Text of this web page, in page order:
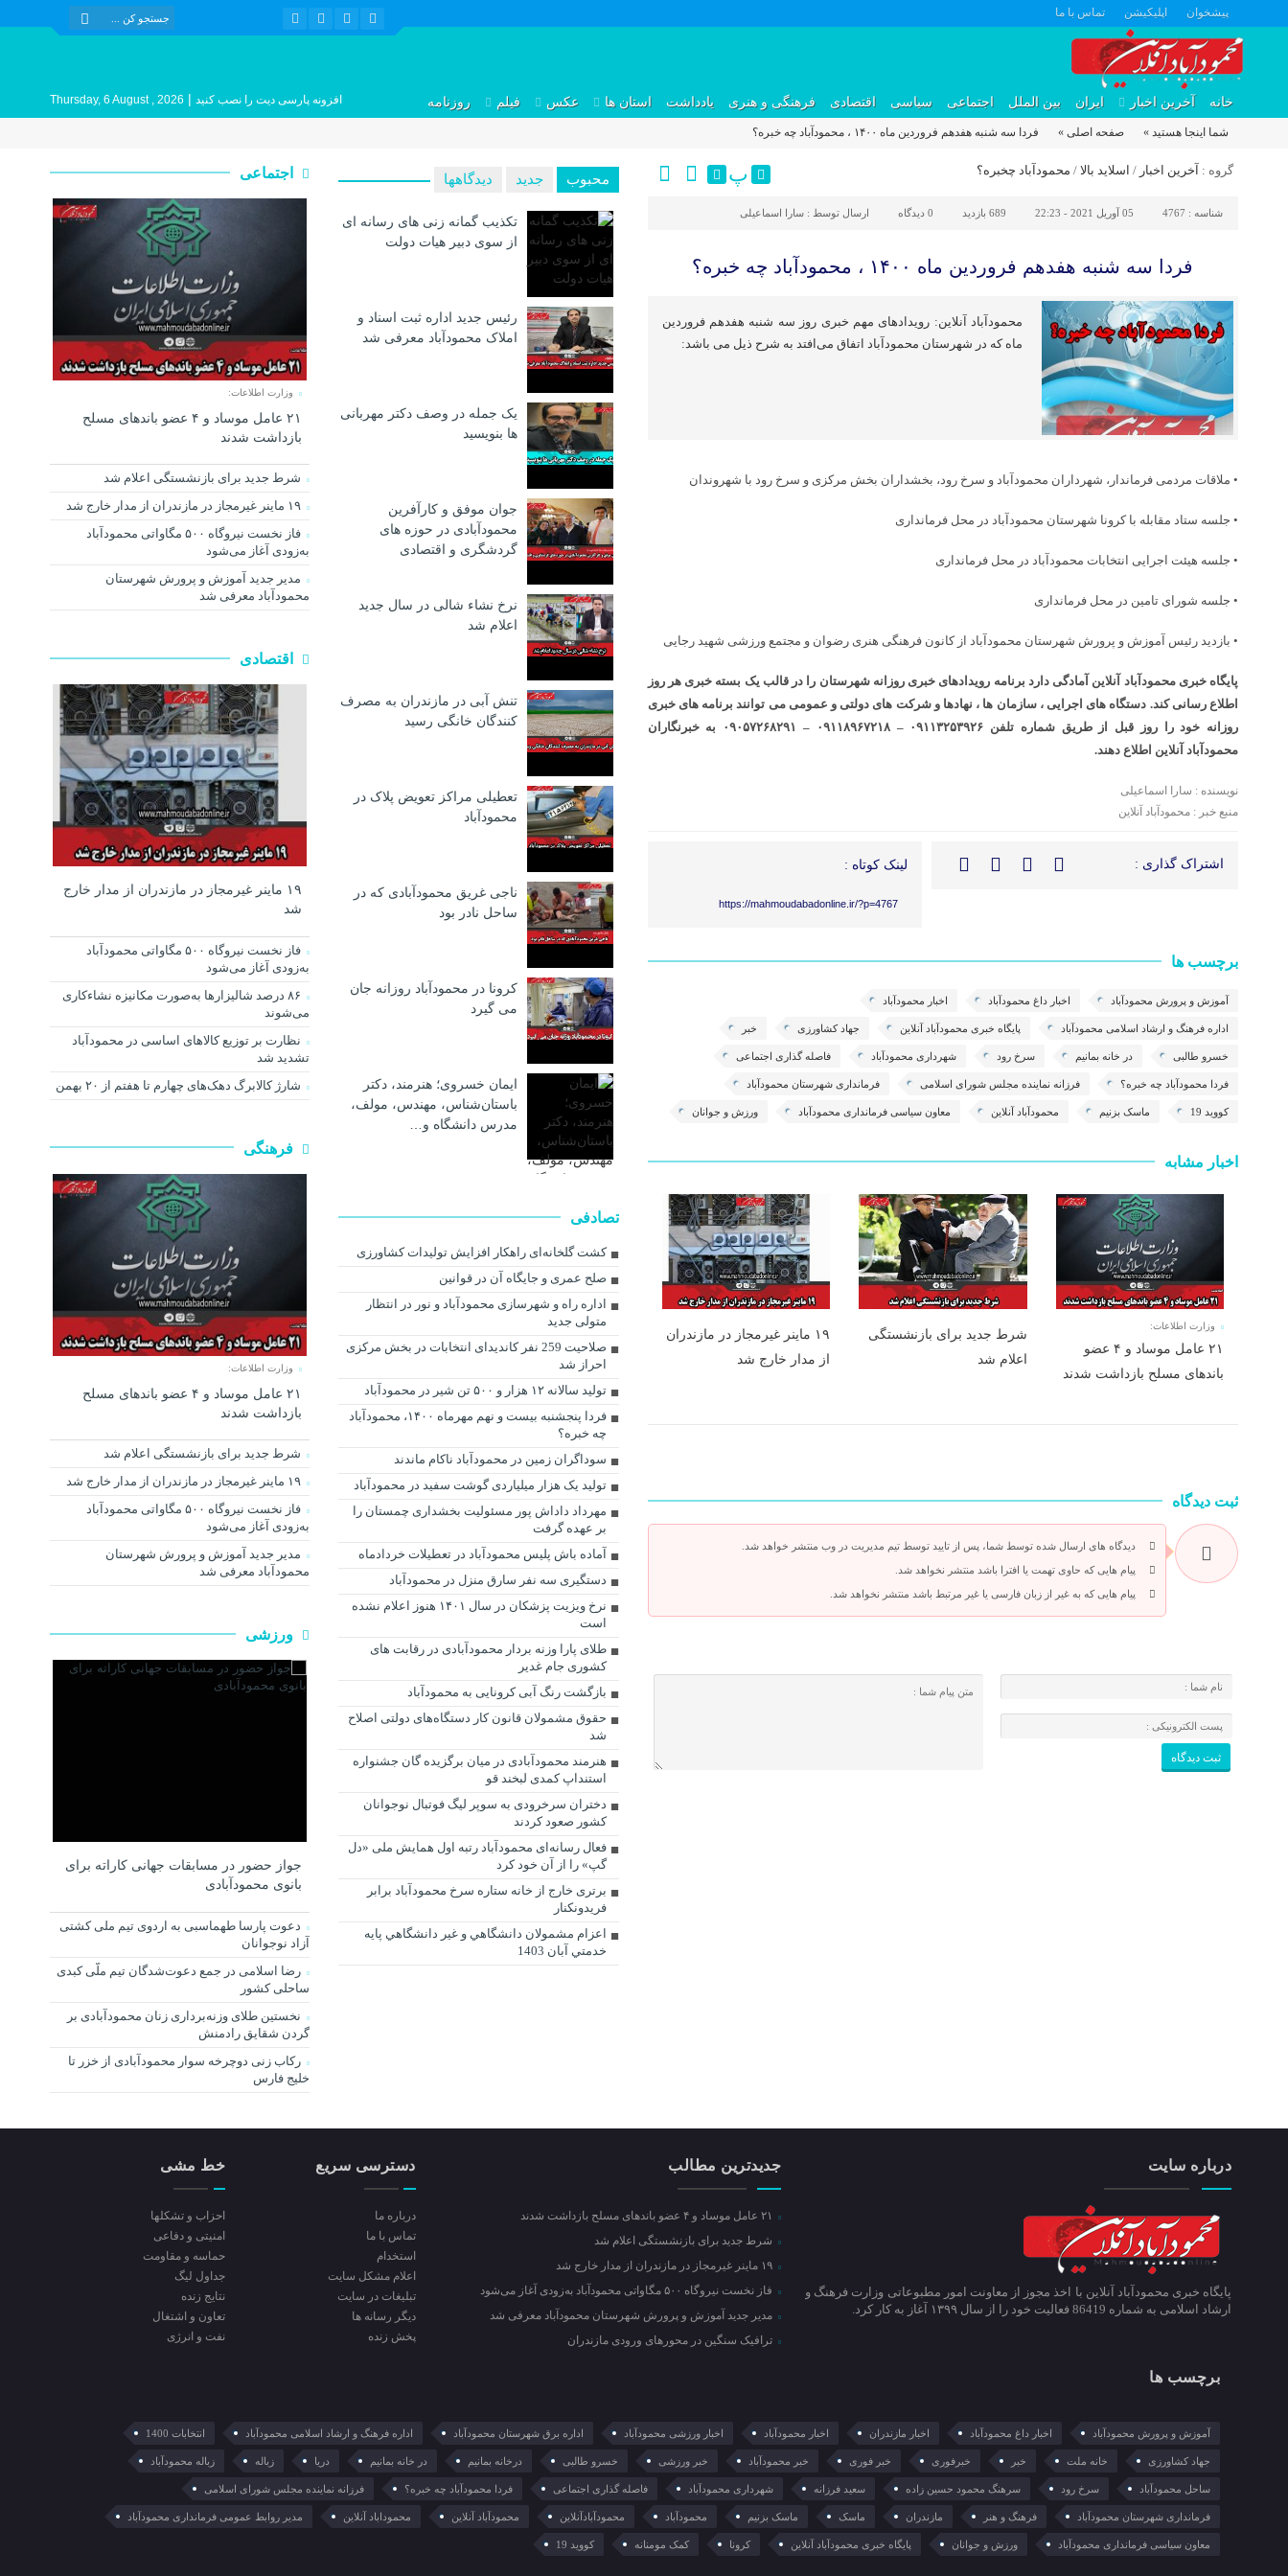
پیشخوان اپلیکیشن تماس با ما
خانه آخرین اخبار ایران بین الملل اجتماعی سیاسی اقتصادی فرهنگی و هنری یادداشت استان ها عکس فیلم روزنامه افزونه پارسی دیت را نصب کنید |
Thursday, 6 August , 2026
شما اینجا هستید » صفحه اصلی » فردا سه شنبه هفدهم فروردین ماه ۱۴۰۰ ، محمودآباد چه خبره؟
گروه : آخرین اخبار / اسلاید بالا / محمودآباد چخبره؟ پ
شناسه : 4767 05 آوریل 2021 - 22:23 689 بازدید 0 دیدگاه ارسال توسط : سارا اسماعیلی
فردا سه شنبه هفدهم فروردین ماه ۱۴۰۰ ، محمودآباد چه خبره؟
محمودآباد آنلاین: رویدادهای مهم خبری روز سه شنبه هفدهم فروردین
ماه که در شهرستان محمودآباد اتفاق می‌افتد به شرح ذیل می باشد:
• ملاقات مردمی فرماندار، شهرداران محمودآباد و سرخ رود، بخشداران بخش مرکزی و سرخ رود با شهروندان
• جلسه ستاد مقابله با کرونا شهرستان محمودآباد در محل فرمانداری
• جلسه هیئت اجرایی انتخابات محمودآباد در محل فرمانداری
• جلسه شورای تامین در محل فرمانداری
• بازدید رئیس آموزش و پرورش شهرستان محمودآباد از کانون فرهنگی هنری رضوان و مجتمع ورزشی شهید رجایی
پایگاه خبری محمودآباد آنلاین آمادگی دارد برنامه رویدادهای خبری روزانه شهرستان را در قالب یک بسته خبری هر روز
اطلاع رسانی کند. دستگاه های اجرایی ، سازمان ها ، نهادها و شرکت های دولتی و عمومی می توانند برنامه های خبری
روزانه خود را روز قبل از طریق شماره تلفن ۰۹۱۱۳۲۵۳۹۲۶ – ۰۹۱۱۸۹۶۷۲۱۸ – ۰۹۰۵۷۲۶۸۲۹۱ به خبرنگاران
محمودآباد آنلاین اطلاع دهند.
نویسنده : سارا اسماعیلی
منبع خبر : محمودآباد آنلاین
اشتراک گذاری : لینک کوتاه :
https://mahmoudabadonline.ir/?p=4767
برچسب ها
آموزش و پرورش محمودآباد اخبار داغ محمودآباد اخبار محمودآباد
اداره فرهنگ و ارشاد اسلامی محمودآباد پایگاه خبری محمودآباد آنلاین جهاد کشاورزی خبر
خسرو طالبی در خانه بمانیم سرخ رود شهرداری محمودآباد فاصله گذاری اجتماعی
فردا محمودآباد چه خبره؟ فرزانه نماینده مجلس شورای اسلامی فرمانداری شهرستان محمودآباد
کووید 19 ماسک بزنیم محمودآباد آنلاین معاون سیاسی فرمانداری محمودآباد ورزش و جوانان
اخبار مشابه
وزارت اطلاعات:
۲۱ عامل موساد و ۴ عضو
باند‌های مسلح بازداشت شدند
شرط جدید برای بازنشستگی
اعلام شد
۱۹ ماینر غیرمجاز در مازندران
از مدار خارج شد
ثبت دیدگاه
دیدگاه های ارسال شده توسط شما، پس از تایید توسط تیم مدیریت در وب منتشر خواهد شد.
پیام هایی که حاوی تهمت یا افترا باشد منتشر نخواهد شد.
پیام هایی که به غیر از زبان فارسی یا غیر مرتبط باشد منتشر نخواهد شد.
محبوب جدید دیدگاهها
تکذیب گمانه زنی های رسانه ای
از سوی دبیر هیات دولت
رئیس جدید اداره ثبت اسناد و
املاک محمودآباد معرفی شد
یک جمله در وصف دکتر مهربانی
ها بنویسید
جوان موفق و کارآفرین
محمودآبادی در حوزه های
گردشگری و اقتصادی
نرخ نشاء شالی در سال جدید
اعلام شد
تنش آبی در مازندران به مصرف
كنندگان خانگی رسيد
تعطیلی مراکز تعویض پلاک در
محمودآباد
ناجی غریق محمودآبادی که در
ساحل نادر بود
کرونا در محمودآباد روزانه جان
می گیرد
ایمان خسروی؛ هنرمند، دکتر
باستان‌شناس، مهندس، مولف،
مدرس دانشگاه و…
تصادفی
کشت گلخانه‌ای راهکار افزایش تولیدات کشاورزی
صلح عمری و جایگاه آن در قوانین
اداره راه و شهرسازی محمودآباد و نور در انتظار
متولی جدید
صلاحیت 259 نفر کاندیدای انتخابات در بخش مرکزی
احراز شد
تولید سالانه ۱۲ هزار و ۵۰۰ تن شیر در محمودآباد
فردا پنجشنبه بیست و نهم مهرماه ۱۴۰۰، محمودآباد
چه خبره؟
سوداگران زمین در محمودآباد ناکام ماندند
تولید یک هزار میلیاردی گوشت سفید در محمودآباد
مهرداد داداش پور مسئولیت بخشداری چمستان را
بر عهده گرفت
آماده باش پلیس محمودآباد در تعطیلات خردادماه
دستگیری سه نفر سارق منزل در محمودآباد
نرخ ویزیت پزشکان در سال ١۴٠١ هنوز اعلام نشده
است
طلای پارا وزنه بردار محمودآبادی در رقابت های
کشوری جام غدیر
بازگشت رنگ آبی کرونایی به محمودآباد
‌حقوق مشمولان قانون کار دستگاه‌های دولتی اصلاح
شد
هنرمند محمودآبادی در میان برگزیده گان جشنواره
استنداپ کمدی لبخند قو
دختران سرخرودی به سوپر لیگ فوتبال نوجوانان
کشور صعود کردند
فعال رسانه‌ای محمودآباد رتبه اول همایش ملی «دل
گپ» را از آن خود کرد
برتری خارج از خانه ستاره سرخ محمودآباد برابر
فریدونکنار
اعزام مشمولان دانشگاهي و غير دانشگاهي پايه
خدمتي آبان 1403
اجتماعی
وزارت اطلاعات:
۲۱ عامل موساد و ۴ عضو باند‌های مسلح
بازداشت شدند
شرط جدید برای بازنشستگی اعلام شد
۱۹ ماینر غیرمجاز در مازندران از مدار خارج شد
فاز نخست نیروگاه ۵۰۰ مگاواتی محمودآباد
به‌زودی آغاز می‌شود
مدیر جدید آموزش و پرورش شهرستان
محمودآباد معرفی شد
اقتصادی
۱۹ ماینر غیرمجاز در مازندران از مدار خارج
شد
فاز نخست نیروگاه ۵۰۰ مگاواتی محمودآباد
به‌زودی آغاز می‌شود
۸۶ درصد شالیزارها به‌صورت مکانیزه نشاءکاری
می‌شوند
نظارت بر توزیع کالا‌های اساسی در محمودآباد
تشدید شد
شارژ کالابرگ دهک‌های چهارم تا هفتم از ۲۰ بهمن
فرهنگی
وزارت اطلاعات:
۲۱ عامل موساد و ۴ عضو باند‌های مسلح
بازداشت شدند
شرط جدید برای بازنشستگی اعلام شد
۱۹ ماینر غیرمجاز در مازندران از مدار خارج شد
فاز نخست نیروگاه ۵۰۰ مگاواتی محمودآباد
به‌زودی آغاز می‌شود
مدیر جدید آموزش و پرورش شهرستان
محمودآباد معرفی شد
ورزشی
جواز حضور در مسابقات جهانی کاراته برای
بانوی محمودآبادی
دعوت پارسا طهماسبی به اردوی تیم ملی کشتی
آزاد نوجوانان
رضا اسلامی در جمع دعوت‌شدگان تیم ملّی کبدی
ساحلی کشور
نخستین طلای وزنه‌برداری زنان محمودآبادی بر
گردن شقایق رادمنش
رکاب زنی دوچرخه سوار محمودآبادی از خزر تا
خلیج فارس
درباره سایت
پایگاه خبری محمودآباد آنلاین با اخذ مجوز از معاونت امور مطبوعاتی وزارت فرهنگ و
ارشاد اسلامی به شماره 86419 فعالیت خود را از سال ۱۳۹۹ آغاز به کار کرد.
جدیدترین مطالب
شرط جدید برای بازنشستگی اعلام شد
فاز نخست نیروگاه ۵۰۰ مگاواتی محمودآباد به‌زودی آغاز می‌شود
مدیر جدید آموزش و پرورش شهرستان محمودآباد معرفی شد
ترافیک سنگین در محور‌های ورودی مازندران
دسترسی سریع
درباره ما
تماس با ما
استخدام
اعلام مشکل سایت
تبلیغات در سایت
ديگر رسانه ها
پخش زنده
خط مشی
احزاب و تشکلها
امنیتی و دفاعی
حماسه و مقاومت
جداول لیگ
نتایج زنده
تعاون و اشتغال
نفت و انرژی
برچسب ها
آموزش و پرورش محمودآباد اخبار داغ محمودآباد اخبار مازندران اخبار محمودآباد اخبار ورزشی محمودآباد اداره برق شهرستان محمودآباد اداره فرهنگ و ارشاد اسلامی محمودآباد انتخابات 1400
جهاد کشاورزی خانه ملت خبر خبرفوری خبر فوری خبر محمودآباد خبر ورزشی خسرو طالبی درخانه بمانیم در خانه بمانیم دریا زباله زباله محمودآباد
ساحل محمودآباد سرخ رود سرهنگ محمود حسین زاده سعید فرزانه شهرداری محمودآباد فاصله گذاری اجتماعی فردا محمودآباد چه خبره؟ فرزانه نماینده مجلس شورای اسلامی
فرمانداری شهرستان محمودآباد فرهنگ و هنر مازندران ماسک ماسک بزنیم محمودآباد محمودآبادآنلاین محمودآباد آنلاین محموداباد آنلاین مدیر روابط عمومی فرمانداری محمودآباد
معاون سیاسی فرمانداری محمودآباد ورزش و جوانان پایگاه خبری محمودآباد آنلاین کرونا کمک مومنانه کووید 19